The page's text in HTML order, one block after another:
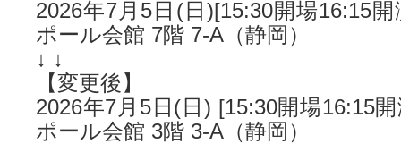
2026年7月5日(日)[15:30開場16:15
ポール会館 7階 7-A（静岡）
↓ ↓
【変更後】
2026年7月5日(日) [15:30開場16:15
ポール会館 3階 3-A（静岡）